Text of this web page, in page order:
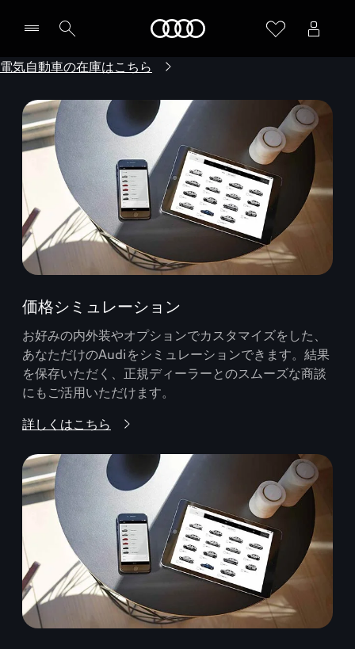
電気自動車の在庫はこちら
価格シミュレーション
お好みの内外装やオプションでカスタマイズをした、
あなただけのAudiをシミュレーションできます。結果
を保存いただく、正規ディーラーとのスムーズな商談
にもご活用いただけます。
詳しくはこちら